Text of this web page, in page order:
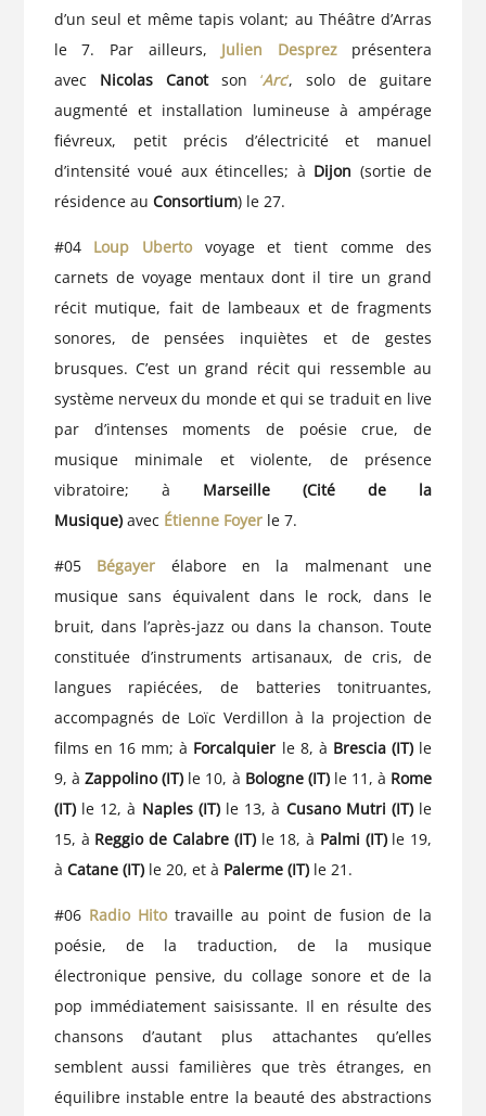
d’un seul et même tapis volant; au Théâtre d’Arras
le 7. Par ailleurs, Julien Desprezprésentera
avec Nicolas Canotson‘Arc’, solo de guitare
augmenté et installation lumineuse à ampérage
fiévreux, petit précis d’électricité et manuel
d’intensité voué aux étincelles; à Dijon (sortie de
résidence au Consortium) le 27.
#04 Loup Ubertovoyage et tient comme des
carnets de voyage mentaux dont il tire un grand
récit mutique, fait de lambeaux et de fragments
sonores, de pensées inquiètes et de gestes
brusques. C’est un grand récit qui ressemble au
système nerveux du monde et qui se traduit en live
par d’intenses moments de poésie crue, de
musique minimale et violente, de présence
vibratoire; à Marseille (Cité de la
Musique)avec Étienne Foyerle 7.
#05 Bégayer élabore en la malmenant une
musique sans équivalent dans le rock, dans le
bruit, dans l’après-jazz ou dans la chanson. Toute
constituée d’instruments artisanaux, de cris, de
langues rapiécées, de batteries tonitruantes,
accompagnés de Loïc Verdillon à la projection de
films en 16 mm; à Forcalquier le 8, à Brescia (IT) le
9, àZappolino (IT) le 10, à Bologne (IT)le 11, à Rome
(IT)le 12, à Naples (IT)le 13, à Cusano Mutri (IT) le
15, à Reggio de Calabre (IT)le 18, à Palmi (IT) le 19,
à Catane (IT)le 20, et à Palerme (IT)le 21.
#06 Radio Hitotravaille au point de fusion de la
poésie, de la traduction, de la musique
électronique pensive, du collage sonore et de la
pop immédiatement saisissante. Il en résulte des
chansons d’autant plus attachantes qu’elles
semblent aussi familières que très étranges, en
équilibre instable entre la beauté des abstractions